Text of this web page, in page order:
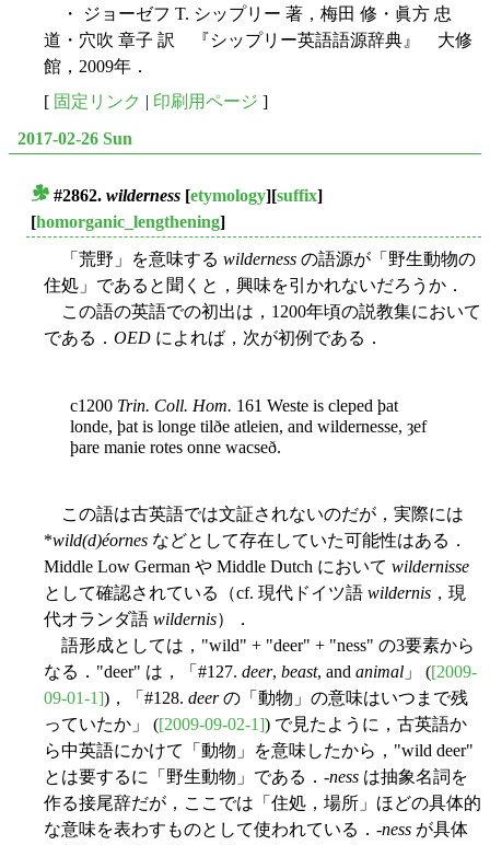
・ ジョーゼフ T. シップリー 著，梅田 修・眞方 忠
道・穴吹 章子 訳 『シップリー英語語源辞典』 大修
館，2009年．
[ 固定リンク | 印刷用ページ ]
2017-02-26 Sun
#2862. wilderness [etymology][suffix]
[homorganic_lengthening]
「荒野」を意味する wilderness の語源が「野生動物の
住処」であると聞くと，興味を引かれないだろうか．
この語の英語での初出は，1200年頃の説教集において
である． OED によれば，次が初例である．
c1200 Trin. Coll. Hom. 161 Weste is cleped þat
londe, þat is longe tilðe atleien, and wildernesse, ȝef
þare manie rotes onne wacseð.
この語は古英語では文証されないのだが，実際には
*wild(d)éornes などとして存在していた可能性はある．
Middle Low German や Middle Dutch において wildernisse
として確認されている（cf. 現代ドイツ語 wildernis ，現
代オランダ語 wildernis）．
語形成としては，"wild" + "deer" + "ness" の3要素から
なる．"deer" は，「#127. deer, beast, and animal 」 ([2009-
09-01-1])，「#128. deerの「動物」の意味はいつまで残
っていたか」 ([2009-09-02-1]) で見たように，古英語か
ら中英語にかけて「動物」を意味したから，"wild deer"
とは要するに「野生動物」である．-ness は抽象名詞を
作る接尾辞だが，ここでは「住処，場所」ほどの具体的
な意味を表わすものとして使われている．-ness が具体